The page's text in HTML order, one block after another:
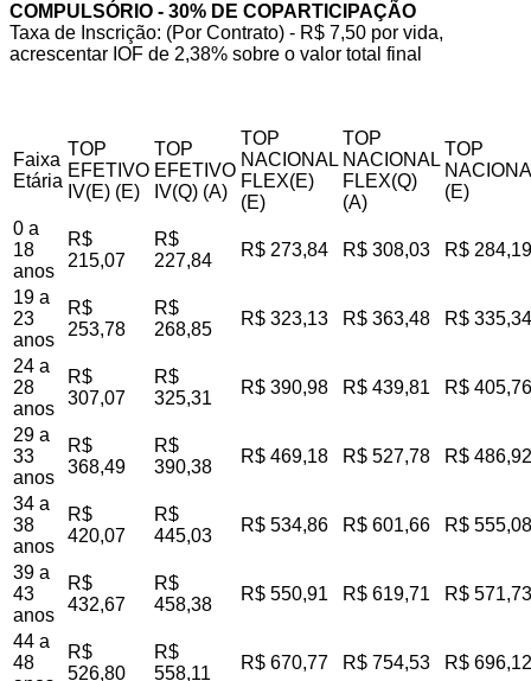
COMPULSÓRIO - 30% DE COPARTICIPAÇÃO
Taxa de Inscrição: (Por Contrato) - R$ 7,50 por vida,
acrescentar IOF de 2,38% sobre o valor total final
Faixa
Etária
TOP
EFETIVO
IV(E) (E)
TOP
EFETIVO
IV(Q) (A)
TOP
NACIONAL
FLEX(E)
(E)
TOP
NACIONAL
FLEX(Q)
(A)
TOP
(E)
0 a
18
anos
R$
215,07
R$
227,84
R$ 273,84 R$ 308,03 R$ 284,19
19 a
23
anos
R$
253,78
R$
268,85
R$ 323,13 R$ 363,48 R$ 335,34
24 a
28
anos
R$
307,07
R$
325,31
R$ 390,98 R$ 439,81 R$ 405,76
29 a
33
anos
R$
368,49
R$
390,38
R$ 469,18 R$ 527,78 R$ 486,92
34 a
38
anos
R$
420,07
R$
445,03
R$ 534,86 R$ 601,66 R$ 555,08
39 a
43
anos
R$
432,67
R$
458,38
R$ 550,91 R$ 619,71 R$ 571,73
44 a
48
R$
526,80
R$
558,11
R$ 670,77 R$ 754,53 R$ 696,12